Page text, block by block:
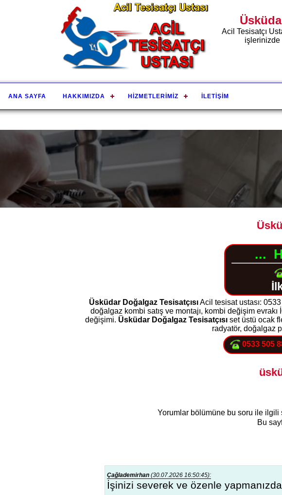
Acil Tesisatçı
işlerinizde
ANA SAYFA HAKKIMIZDA HIZMETLERIMIZ İLETIŞIM
...
Üsküdar Doğalgaz TesisatçısıAcil tesisat ustası:
doğalgaz kombi satış ve montajı, kombi değişim
değişimi. Üsküdar Doğalgaz Tesisatçısıset üstü ocak
radyatör, doğalgaz
0533 505
Yorumlar bölümüne bu soru ile ilgili
Bu
Çağlademirhan (30.07.2026 16:50:45):
İşinizi severek ve özenle